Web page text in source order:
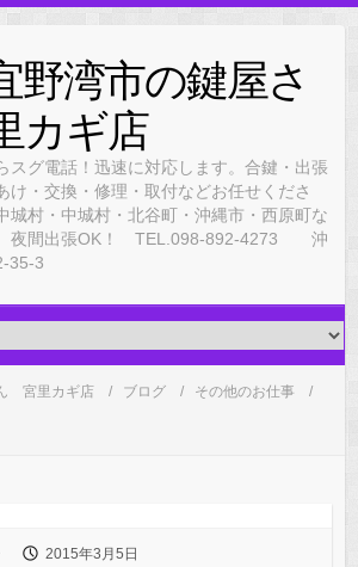
野湾市の鍵屋さ
カギ店
スグ電話！迅速に対応します。合鍵・出張
け・交換・修理・取付などお任せくださ
城村・中城村・北谷町・沖縄市・西原町な
夜間出張OK！ TEL.098-892-4273 沖
35-3
宮里カギ店 ブログ
その他のお仕事
2015年3月5日